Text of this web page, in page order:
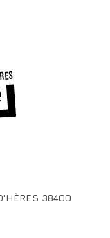
38400